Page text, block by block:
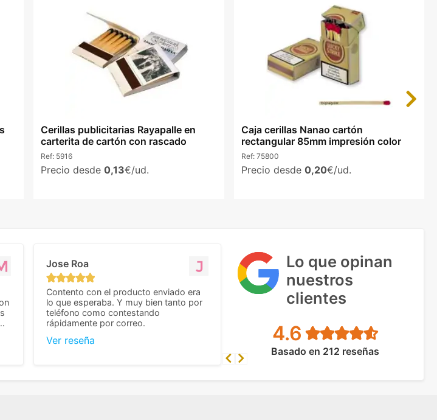
Cerillas publicitarias Rayapalle en
carterita de cartón con rascado
Ref: 5916
Precio desde 0,13€/ud.
Caja cerillas Nanao cartón
rectangular 85mm impresión color
Ref: 75800
Precio desde 0,20€/ud.
Next
Lo que opinan
nuestros
clientes
4.6
Basado en 212 reseñas
Jose Roa
Contento con el producto enviado era
lo que esperaba. Y muy bien tanto por
teléfono como contestando
rápidamente por correo.
Ver reseña
Previous
Next